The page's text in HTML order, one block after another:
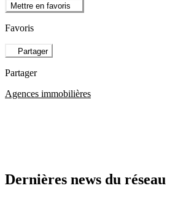
Mettre en favoris
Favoris
Partager
Partager
Agences immobilières
Dernières news du réseau